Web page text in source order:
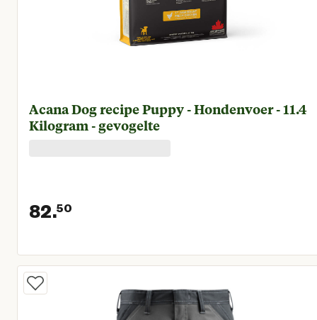
Acana Dog recipe Puppy - Hondenvoer - 11.4
Kilogram - gevogelte
82.50
Huidige prijs € 82,50